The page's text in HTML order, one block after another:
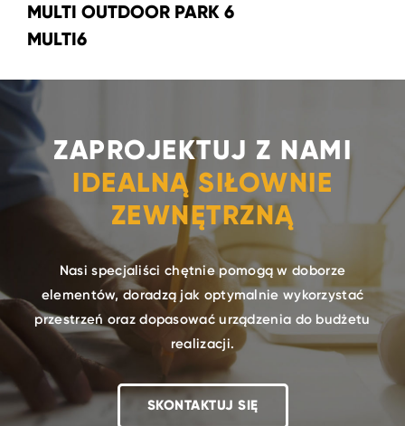
MULTI OUTDOOR PARK 6
MULTI6
ZAPROJEKTUJ Z NAMI
IDEALNĄ SIŁOWNIE
ZEWNĘTRZNĄ
Nasi specjaliści chętnie pomogą w doborze
elementów, doradzą jak optymalnie wykorzystać
przestrzeń oraz dopasować urządzenia do budżetu
realizacji.
SKONTAKTUJ SIĘ